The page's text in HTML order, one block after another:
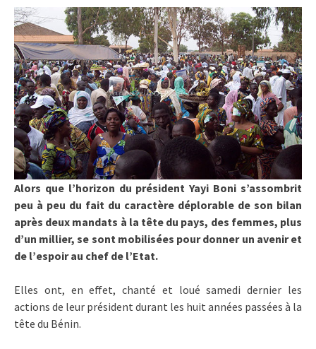
Alors que l’horizon du président Yayi Boni s’assombrit
peu à peu du fait du caractère déplorable de son bilan
après deux mandats à la tête du pays, des femmes, plus
d’un millier, se sont mobilisées pour donner un avenir et
de l’espoir au chef de l’Etat.
Elles ont, en effet, chanté et loué samedi dernier les
actions de leur président durant les huit années passées à la
tête du Bénin.